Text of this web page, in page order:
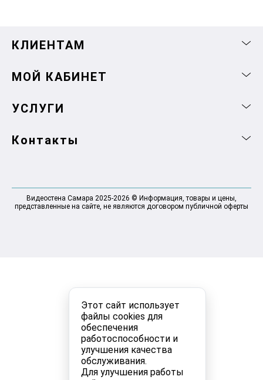
Этот сайт использует
файлы cookies для
обеспечения
работоспособности и
улучшения качества
обслуживания.
Для улучшения работы
КЛИЕНТАМ
МОЙ КАБИНЕТ
УСЛУГИ
Контакты
Видеостена Самара 2025-2026 © Информация, товары и цены,
представленные на сайте, не являются договором публичной оферты